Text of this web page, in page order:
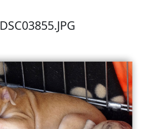
DSC03855.JPG